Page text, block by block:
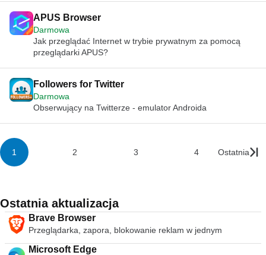
APUS Browser
Darmowa
Jak przeglądać Internet w trybie prywatnym za pomocą
przeglądarki APUS?
Followers for Twitter
Darmowa
Obserwujący na Twitterze - emulator Androida
1 2 3 4 Ostatnia
Ostatnia aktualizacja
Brave Browser
Przeglądarka, zapora, blokowanie reklam w jednym
Microsoft Edge